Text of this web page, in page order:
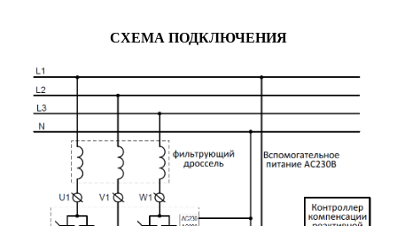
СХЕМА ПОДКЛЮЧЕНИЯ